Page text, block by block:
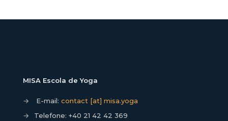
MISA Escola de Yoga
→ E-mail: contact [at] misa.yoga
→
Telefone: +40 21 42 42 369